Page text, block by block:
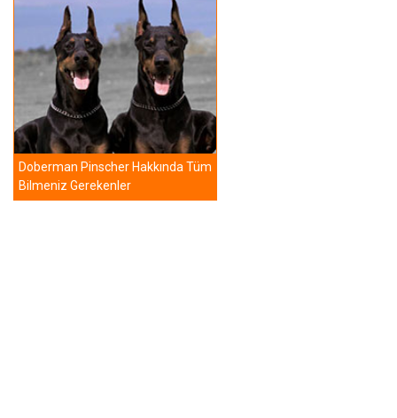
Doberman Pinscher Hakkında Tüm
Bilmeniz Gerekenler